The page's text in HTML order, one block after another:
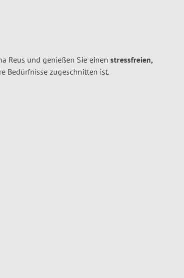
Reus und genießen Sie einen stressfreien,
Bedürfnisse zugeschnitten ist.